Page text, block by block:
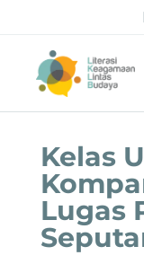
Kelas
Lugas